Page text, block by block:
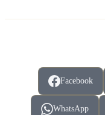
Facebook
WhatsApp